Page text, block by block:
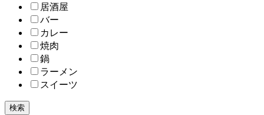
居酒屋
バー
カレー
焼肉
鍋
ラーメン
スイーツ
検索